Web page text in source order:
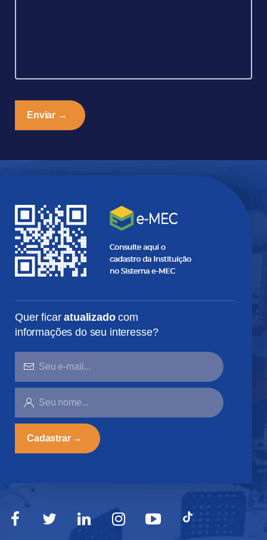
Quer ficaratualizadocom
informações do seu interesse?
SEU
MAIL...
SEU